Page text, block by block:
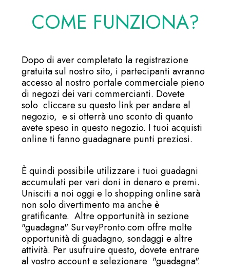
COME FUNZIONA?
Dopo di aver completato la registrazione
gratuita sul nostro sito, i partecipanti avranno
accesso al nostro portale commerciale pieno
di negozi dei vari commercianti. Dovete
solo cliccare su questo link per andare al
negozio, e si otterrà uno sconto di quanto
avete speso in questo negozio. I tuoi acquisti
online ti fanno guadagnare punti preziosi.
È quindi possibile utilizzare i tuoi guadagni
accumulati per vari doni in denaro e premi.
Unisciti a noi oggi e lo shopping online sarà
non solo divertimento ma anche è
gratificante. Altre opportunità in sezione
"guadagna" SurveyPronto.com offre molte
opportunità di guadagno, sondaggi e altre
attività. Per usufruire questo, dovete entrare
al vostro account e selezionare "guadagna".